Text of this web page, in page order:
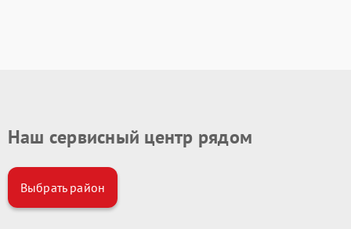
Наш сервисный центр рядом
Выбрать район